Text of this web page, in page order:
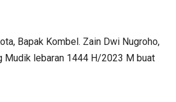
Bapak Kombel. Zain Dwi Nugroho,
Mudik lebaran 1444 H/2023 M buat